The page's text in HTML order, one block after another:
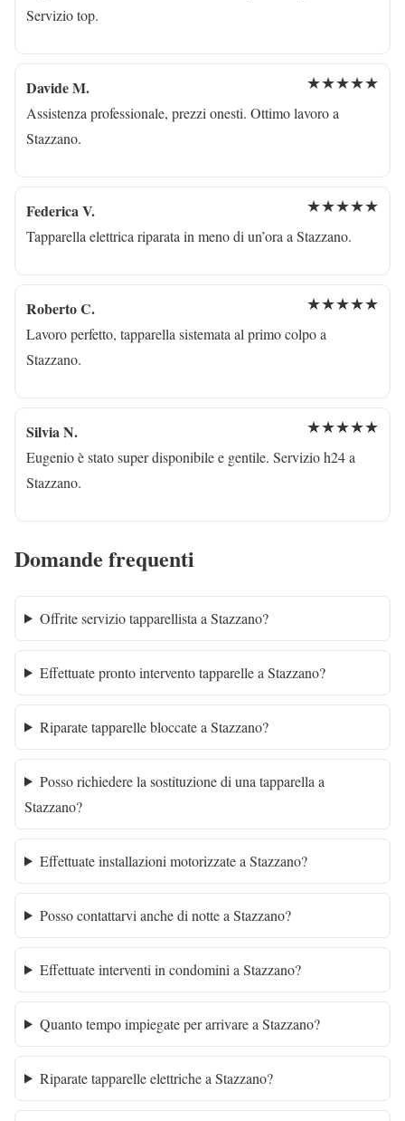
Servizio top.
Davide M. ★★★★★
Assistenza professionale, prezzi onesti. Ottimo lavoro a
Stazzano.
Federica V. ★★★★★
Tapparella elettrica riparata in meno di un’ora a Stazzano.
Roberto C. ★★★★★
Lavoro perfetto, tapparella sistemata al primo colpo a
Stazzano.
Silvia N. ★★★★★
Eugenio è stato super disponibile e gentile. Servizio h24 a
Stazzano.
Domande frequenti
Offrite servizio tapparellista a Stazzano?
Effettuate pronto intervento tapparelle a Stazzano?
Riparate tapparelle bloccate a Stazzano?
Posso richiedere la sostituzione di una tapparella a
Stazzano?
Effettuate installazioni motorizzate a Stazzano?
Posso contattarvi anche di notte a Stazzano?
Effettuate interventi in condomini a Stazzano?
Quanto tempo impiegate per arrivare a Stazzano?
Riparate tapparelle elettriche a Stazzano?